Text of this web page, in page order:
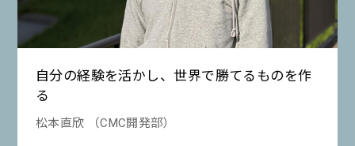
自分の経験を活かし、世界で勝てるものを作
る
松本直欣 （CMC開発部）